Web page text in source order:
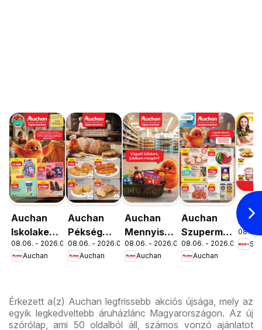
Auchan
Iskolakezdés
ajánlatok
08.06. - 2026.08.19.
Auchan
Auchan
Pékség
ajánlataink
08.06. - 2026.08.12.
Auchan
Auchan
Mennyiségi
kedvezmény
ajánlataink
08.06. - 2026.08.19.
Auchan
Auchan
Szupermarket
akciós
újság
08.06. - 2026.08.12.
Auchan
Spar
XIII.
út
08.06.
Érkezett a(z) Auchan legfrissebb akciós újsága, mely az
egyik legkedveltebb áruházlánc Magyarországon. Az új
szórólap, ami 50 oldalból áll, számos vonzó ajánlatot